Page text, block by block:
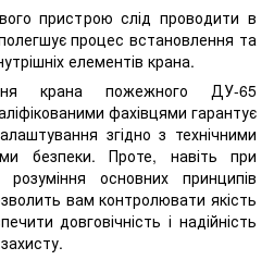
пристрою слід проводити в
процес встановлення та
елементів крана.
крана пожежного ДУ-65
фахівцями гарантує
згідно з технічними
безпеки. Проте, навіть при
розуміння основних принципів
вам контролювати якість
довговічність і надійність